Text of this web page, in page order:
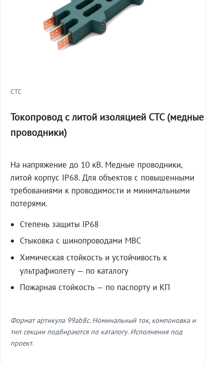
СТС
Токопровод с литой изоляцией СТС (медные
проводники)
На напряжение до 10 кВ. Медные проводники,
литой корпус IP68. Для объектов с повышенными
требованиями к проводимости и минимальными
потерями.
Степень защиты IP68
Стыковка с шинопроводами МВС
Химическая стойкость и устойчивость к
ультрафиолету — по каталогу
Пожарная стойкость — по паспорту и КП
Формат артикула 99ab8c. Номинальный ток, компоновка и
тип секции подбираются по каталогу. Исполнения под
проект.